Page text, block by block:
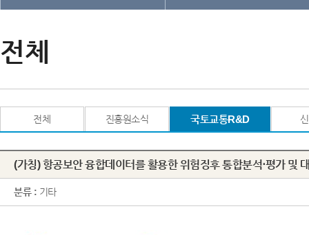
전체
전체 진흥원소식 국토교통R&D
분류 : 기타